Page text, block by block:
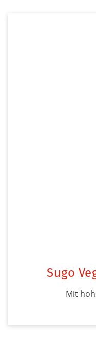
Sugo
Mit